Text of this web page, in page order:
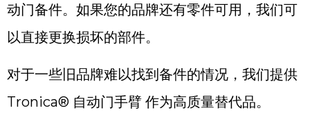
动门备件。如果您的品牌还有零件可用，我们可
以直接更换损坏的部件。
对于一些旧品牌难以找到备件的情况，我们提供
Tronica® 自动门手臂 作为高质量替代品。